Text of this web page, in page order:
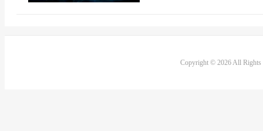
Copyright © 2026 All